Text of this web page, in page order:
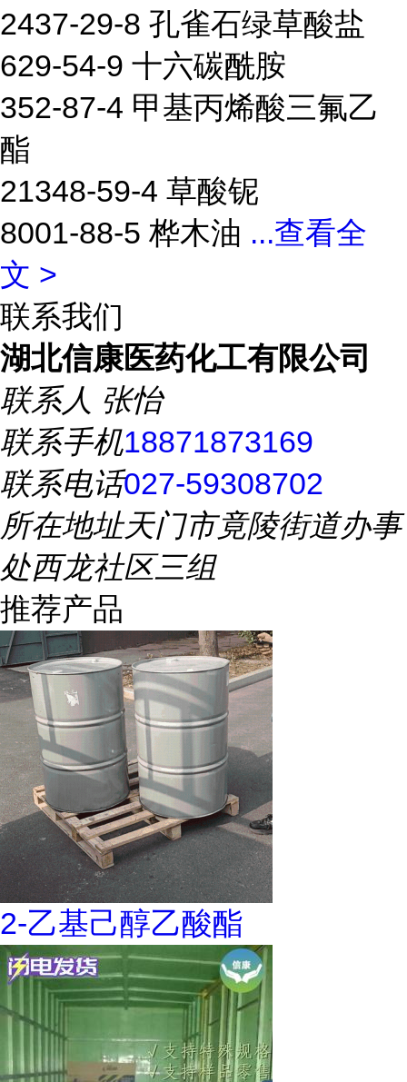
2437-29-8 孔雀石绿草酸盐
629-54-9 十六碳酰胺
352-87-4 甲基丙烯酸三氟乙
酯
21348-59-4 草酸铌
8001-88-5 桦木油 ...查看全
文 >
联系我们
湖北信康医药化工有限公司
联系人 张怡
联系手机18871873169
联系电话027-59308702
所在地址天门市竟陵街道办事
处西龙社区三组
推荐产品
2-乙基己醇乙酸酯